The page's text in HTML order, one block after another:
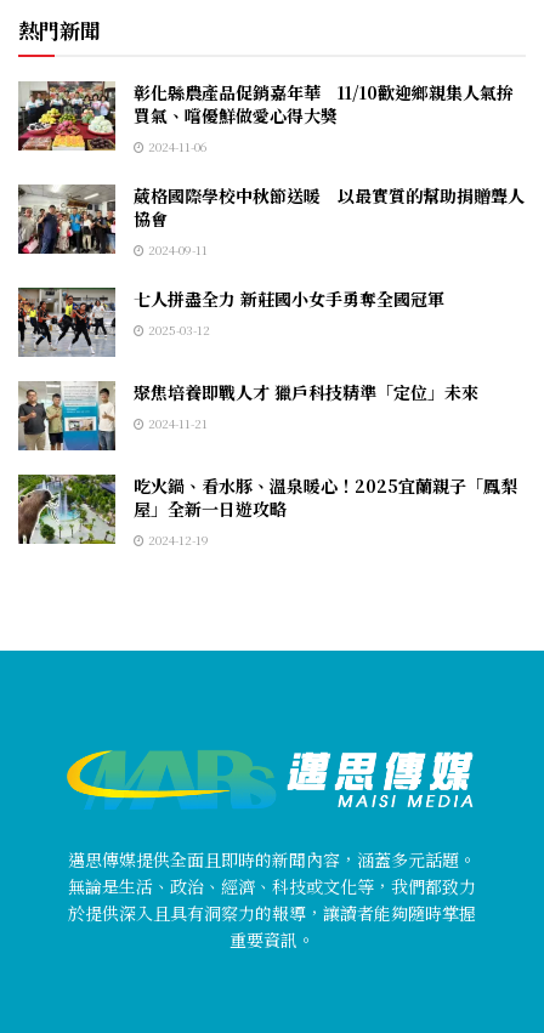
熱門新聞
彰化縣農產品促銷嘉年華 11/10歡迎鄉親集人氣拚
買氣、嚐優鮮做愛心得大獎
2024-11-06
葳格國際學校中秋節送暖 以最實質的幫助捐贈聾人
協會
2024-09-11
七人拼盡全力 新莊國小女手勇奪全國冠軍
2025-03-12
聚焦培養即戰人才 獵戶科技精準「定位」未來
2024-11-21
吃火鍋、看水豚、溫泉暖心！2025宜蘭親子「鳳梨
屋」全新一日遊攻略
2024-12-19
邁思傳媒提供全面且即時的新聞內容，涵蓋多元話題。
無論是生活、政治、經濟、科技或文化等，我們都致力
於提供深入且具有洞察力的報導，讓讀者能夠隨時掌握
重要資訊。